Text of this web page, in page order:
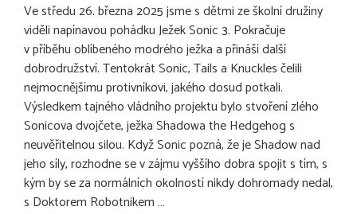
Ve středu 26. března 2025 jsme s dětmi ze školní družiny
viděli napínavou pohádku Ježek Sonic 3. Pokračuje
v příběhu oblíbeného modrého ježka a přináší další
dobrodružství. Tentokrát Sonic, Tails a Knuckles čelili
nejmocnějšímu protivníkovi, jakého dosud potkali.
Výsledkem tajného vládního projektu bylo stvoření zlého
Sonicova dvojčete, ježka Shadowa the Hedgehog s
neuvěřitelnou silou. Když Sonic pozná, že je Shadow nad
jeho síly, rozhodne se v zájmu vyššího dobra spojit s tím, s
kým by se za normálních okolností nikdy dohromady nedal,
s Doktorem Robotnikem …